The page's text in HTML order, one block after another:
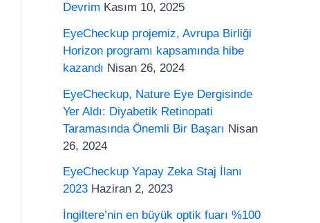
o
r
:
Devrim Kasım 10, 2025
EyeCheckup projemiz, Avrupa Birliği
Horizon programı kapsamında hibe
kazandı Nisan 26, 2024
EyeCheckup, Nature Eye Dergisinde
Yer Aldı: Diyabetik Retinopati
Taramasında Önemli Bir Başarı Nisan
26, 2024
EyeCheckup Yapay Zeka Staj İlanı
2023 Haziran 2, 2023
İngiltere’nin en büyük optik fuarı %100